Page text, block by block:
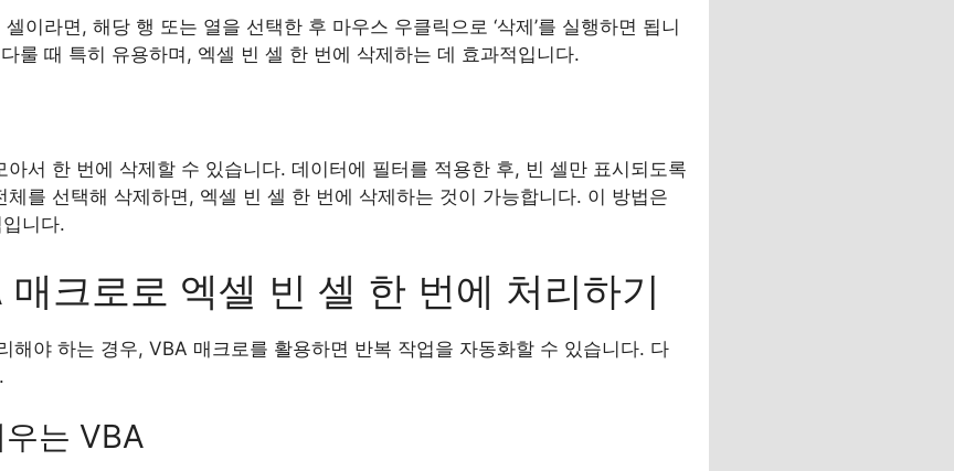
이라면, 해당 행 또는 열을 선택한 후 마우스 우클릭으로 ‘삭제’를 실행하면 됩니
룰 때 특히 유용하며, 엑셀 빈 셀 한 번에 삭제하는 데 효과적입니다.
서 한 번에 삭제할 수 있습니다. 데이터에 필터를 적용한 후, 빈 셀만 표시되도록
를 선택해 삭제하면, 엑셀 빈 셀 한 번에 삭제하는 것이 가능합니다. 이 방법은
니다.
매크로로 엑셀 빈 셀 한 번에 처리하기
해야 하는 경우, VBA 매크로를 활용하면 반복 작업을 자동화할 수 있습니다. 다
는 VBA